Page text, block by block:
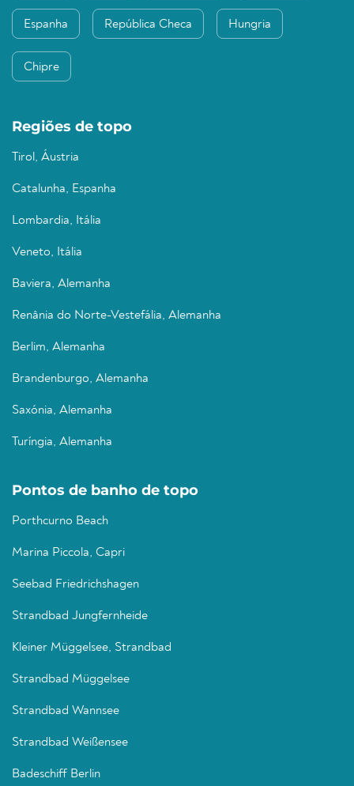
Espanha República Checa Hungria
Chipre
Regiões de topo
Tirol, Áustria
Catalunha, Espanha
Lombardia, Itália
Veneto, Itália
Baviera, Alemanha
Renânia do Norte-Vestefália, Alemanha
Berlim, Alemanha
Brandenburgo, Alemanha
Saxónia, Alemanha
Turíngia, Alemanha
Pontos de banho de topo
Porthcurno Beach
Marina Piccola, Capri
Seebad Friedrichshagen
Strandbad Jungfernheide
Kleiner Müggelsee, Strandbad
Strandbad Müggelsee
Strandbad Wannsee
Strandbad Weißensee
Badeschiff Berlin